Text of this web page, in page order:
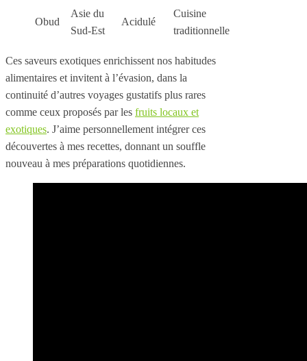
Obud
Asie du
Sud-Est
Acidulé
Cuisine
traditionnelle
Ces saveurs exotiques enrichissent nos habitudes
alimentaires et invitent à l’évasion, dans la
continuité d’autres voyages gustatifs plus rares
comme ceux proposés par les fruits locaux et
exotiques. J’aime personnellement intégrer ces
découvertes à mes recettes, donnant un souffle
nouveau à mes préparations quotidiennes.